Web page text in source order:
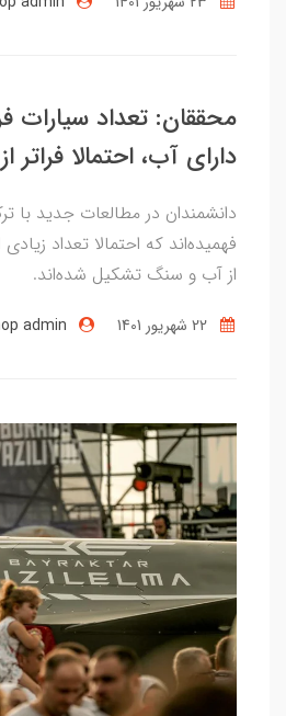
محققان: تعداد سیارات
دارای آب، احتمالا
دانشمندان در مطالعات جدید با
فهمیده‌اند که احتمالا تعداد
از آب و سنگ تشکیل شده‌اند.
admin